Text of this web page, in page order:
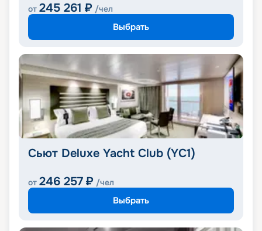
от 245 261 ₽ /чел
Выбрать
Сьют Deluxe Yacht Club (YC1)
от 246 257 ₽ /чел
Выбрать